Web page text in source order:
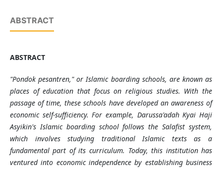
ABSTRACT
ABSTRACT
"Pondok pesantren," or Islamic boarding schools, are known as
places of education that focus on religious studies. With the
passage of time, these schools have developed an awareness of
economic self-sufficiency. For example, Darussa'adah Kyai Haji
Asyikin's Islamic boarding school follows the Salafist system,
which involves studying traditional Islamic texts as a
fundamental part of its curriculum. Today, this institution has
ventured into economic independence by establishing business